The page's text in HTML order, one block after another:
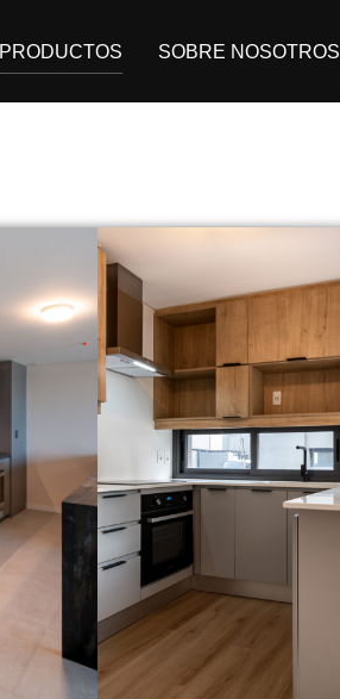
PRODUCTOS SOBRE NOSOTROS